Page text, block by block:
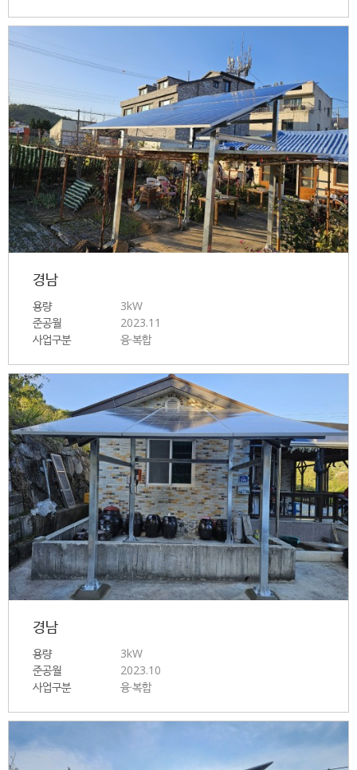
경남
용량
3kW
준공월
2023.11
사업구분
융·복합
경남
용량
3kW
준공월
2023.10
사업구분
융·복합